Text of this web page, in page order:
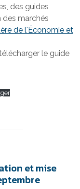
des guides
marchés
de l'Économie et
le guide
et mise